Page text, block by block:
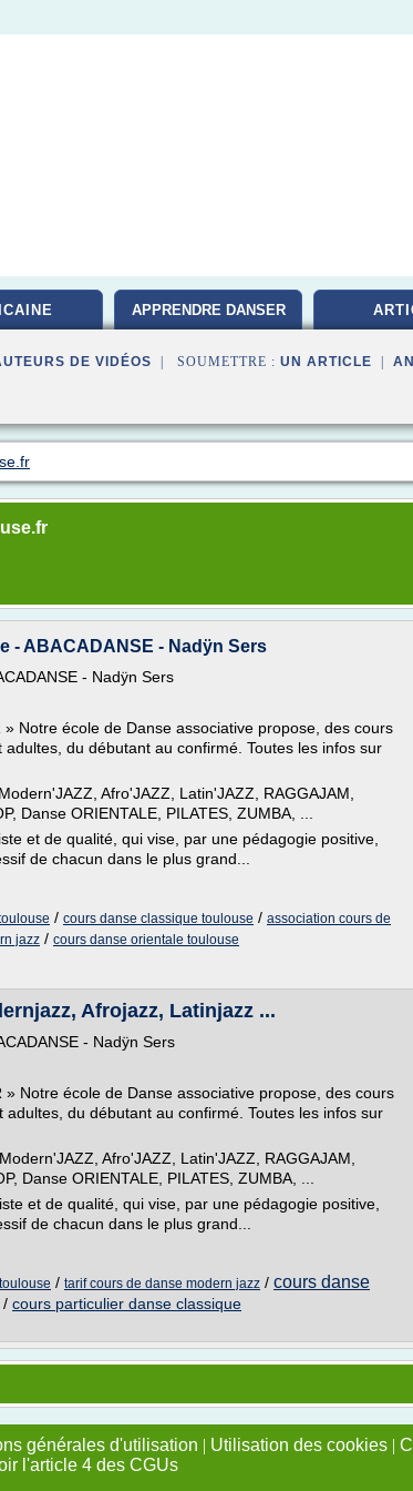
APPRENDRE DANSER
DE VIDÉOS | SOUMETTRE : UN ARTICLE
- ABACADANSE - Nadÿn Sers
- Nadÿn Sers
Notre école de Danse associative propose, des cours
du débutant au confirmé. Toutes les infos sur
Afro'JAZZ, Latin'JAZZ, RAGGAJAM,
Danse ORIENTALE, PILATES, ZUMBA, ...
et de qualité, qui vise, par une pédagogie positive,
de chacun dans le plus grand...
/ cours danse classique toulouse / association cours de
jazz / cours danse orientale toulouse
Afrojazz, Latinjazz ...
- Nadÿn Sers
» Notre école de Danse associative propose, des cours
du débutant au confirmé. Toutes les infos sur
Afro'JAZZ, Latin'JAZZ, RAGGAJAM,
Danse ORIENTALE, PILATES, ZUMBA, ...
et de qualité, qui vise, par une pédagogie positive,
de chacun dans le plus grand...
/ tarif cours de danse modern jazz / cours danse
/ cours particulier danse classique
générales d'utilisation | Utilisation des cookies |
l'article 4 des CGUs